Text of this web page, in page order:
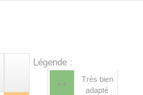
Légende :
++
Très bien
adapté